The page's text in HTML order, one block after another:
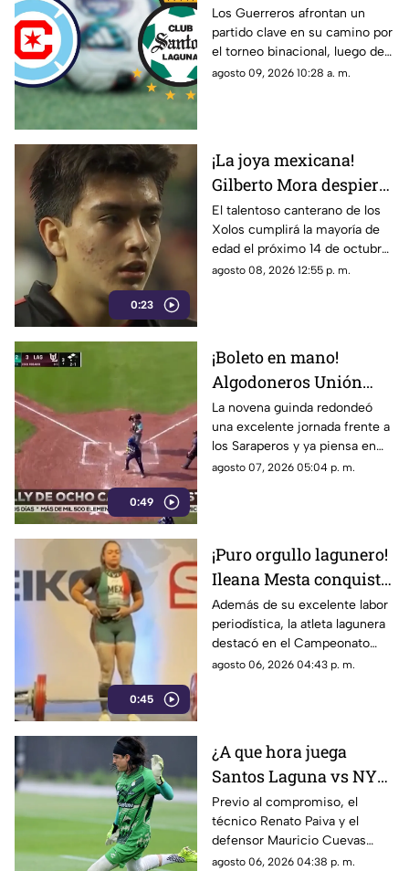
Fire vs Santos Laguna
en la Leagues Cup
2026?
Los Guerreros afrontan un
partido clave en su camino por
el torneo binacional, luego de
un debut que los dejó con
agosto 09, 2026 10:28 a. m.
0:23
¡La joya mexicana!
Gilberto Mora despierta
fuerte interés del PSG
de Francia
El talentoso canterano de los
Xolos cumplirá la mayoría de
edad el próximo 14 de octubre,
fecha en la que podría
agosto 08, 2026 12:55 p. m.
0:49
¡Boleto en mano!
Algodoneros Unión
Laguna amarra su pase
directo a los playoffs
La novena guinda redondeó
una excelente jornada frente a
los Saraperos y ya piensa en
los emocionantes duelos de la
agosto 07, 2026 05:04 p. m.
0:45
¡Puro orgullo lagunero!
Ileana Mesta conquista
cuatro medallas de
Powerlifting en Canadá
Además de su excelente labor
periodística, la atleta lagunera
destacó en el Campeonato
Regional de Norteamérica al
agosto 06, 2026 04:43 p. m.
¿A que hora juega
Santos Laguna vs NYC
en la Leagues Cup
2026?
Previo al compromiso, el
técnico Renato Paiva y el
defensor Mauricio Cuevas
compartieron sus sensaciones
agosto 06, 2026 04:38 p. m.